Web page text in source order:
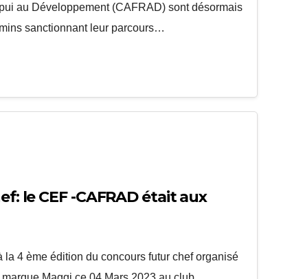
au Développement (CAFRAD) sont désormais
sanctionnant leur parcours…
le CEF -CAFRAD était aux
la 4 ème édition du concours futur chef organisé